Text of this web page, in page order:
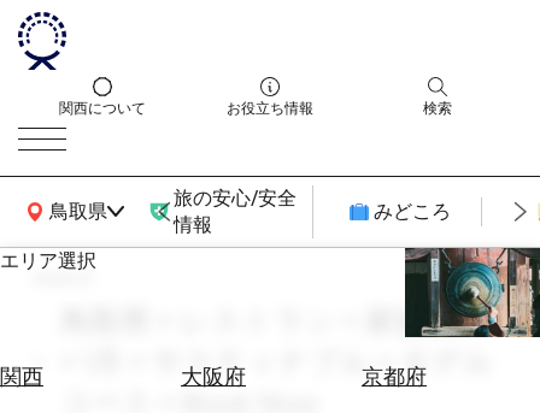
関西について お役立ち情報 検索
鳥取県
関西広域MAP
旅の安心/安全
情報
みどころ
エリア選択
関西 大阪府
京都府
エ
search
鳥取県 × レストラン × 家族旅行
× 1月 × サスティナブル × モデル